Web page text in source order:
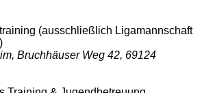
(ausschließlich Ligamannschaft
Bruchhäuser Weg 42, 69124